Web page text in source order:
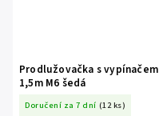
Prodlužovačka s vypínačem
1,5m M6 šedá
Doručení za 7 dní (12 ks)